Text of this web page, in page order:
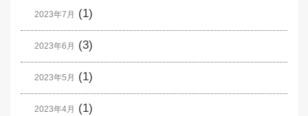
2023年7月 (1)
2023年6月 (3)
2023年5月 (1)
2023年4月 (1)